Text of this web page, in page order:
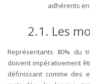
adhérents
2.1. Les
Représentants 80% du
doivent impérativement
définissant comme des